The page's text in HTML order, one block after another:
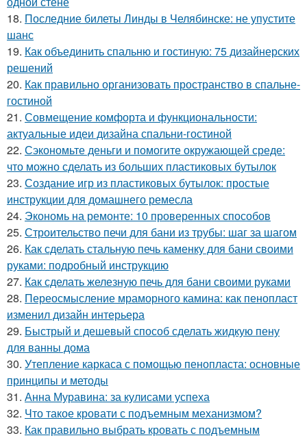
18. Последние билеты Линды в Челябинске: не упустите
шанс
19. Как объединить спальню и гостиную: 75 дизайнерских
решений
20. Как правильно организовать пространство в спальне-
гостиной
21. Совмещение комфорта и функциональности:
актуальные идеи дизайна спальни-гостиной
22. Сэкономьте деньги и помогите окружающей среде:
что можно сделать из больших пластиковых бутылок
23. Создание игр из пластиковых бутылок: простые
инструкции для домашнего ремесла
24. Экономь на ремонте: 10 проверенных способов
25. Строительство печи для бани из трубы: шаг за шагом
26. Как сделать стальную печь каменку для бани своими
руками: подробный инструкцию
27. Как сделать железную печь для бани своими руками
28. Переосмысление мраморного камина: как пенопласт
изменил дизайн интерьера
29. Быстрый и дешевый способ сделать жидкую пену
для ванны дома
30. Утепление каркаса с помощью пенопласта: основные
принципы и методы
31. Анна Муравина: за кулисами успеха
32. Что такое кровати с подъемным механизмом?
33. Как правильно выбрать кровать с подъемным